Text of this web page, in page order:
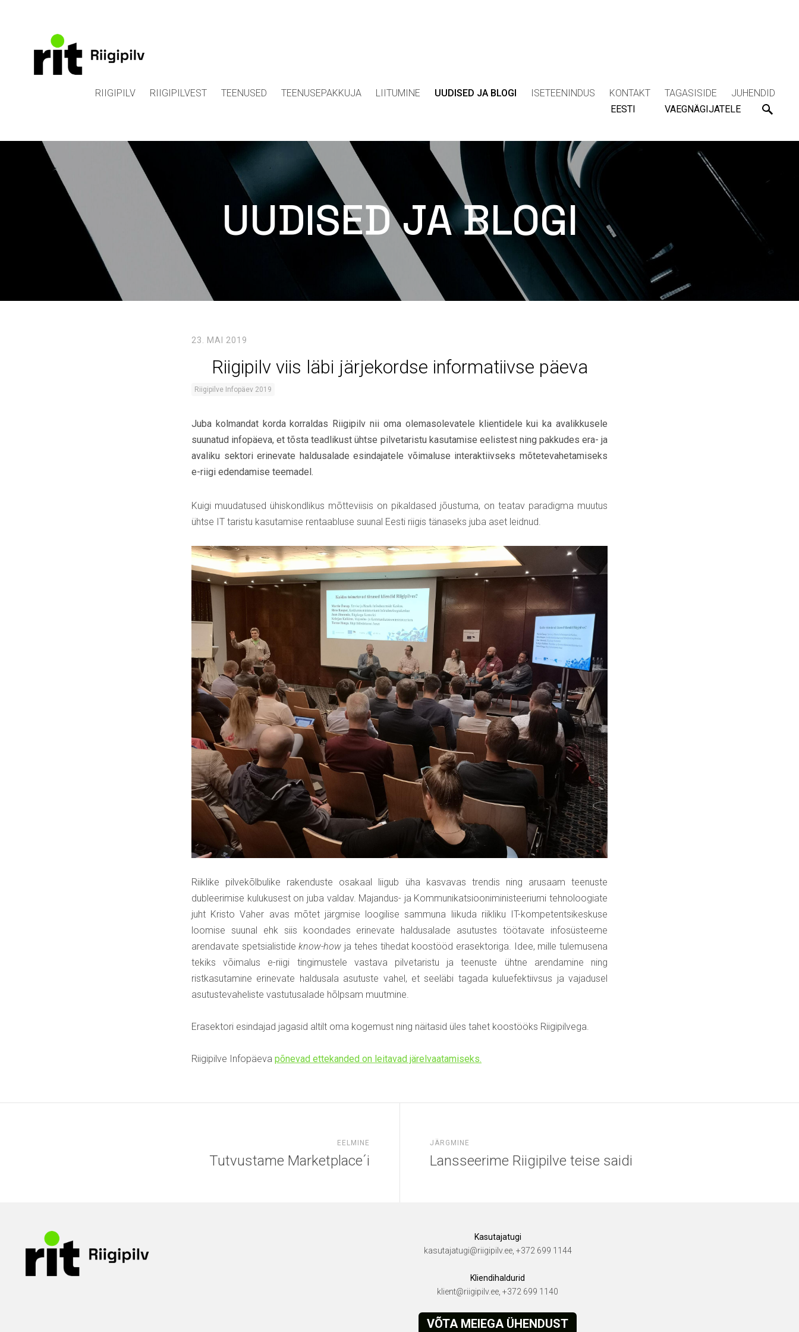
RIIGIPILV RIIGIPILVEST TEENUSED TEENUSEPAKKUJA LIITUMINE UUDISED JA BLOGI ISETEENINDUS KONTAKT TAGASISIDE
JUHENDID
EESTI
VAEGNÄGIJATELE
UUDISED JA BLOGI
23. MAI 2019
Riigipilv viis läbi järjekordse informatiivse päeva
Riigipilve Infopäev 2019
Juba kolmandat korda korraldas Riigipilv nii oma olemasolevatele klientidele kui ka avalikkusele
suunatud infopäeva, et tõsta teadlikust ühtse pilvetaristu kasutamise eelistest ning pakkudes era- ja
avaliku sektori erinevate haldusalade esindajatele võimaluse interaktiivseks mõtetevahetamiseks
e-riigi edendamise teemadel.
Kuigi muudatused ühiskondlikus mõtteviisis on pikaldased jõustuma, on teatav paradigma muutus
ühtse IT taristu kasutamise rentaabluse suunal Eesti riigis tänaseks juba aset leidnud.
Riiklike pilvekõlbulike rakenduste osakaal liigub üha kasvavas trendis ning arusaam teenuste
dubleerimise kulukusest on juba valdav. Majandus- ja Kommunikatsiooniministeeriumi tehnoloogiate
juht Kristo Vaher avas mõtet järgmise loogilise sammuna liikuda riikliku IT-kompetentsikeskuse
loomise suunal ehk siis koondades erinevate haldusalade asutustes töötavate infosüsteeme
arendavate spetsialistideknow-how ja tehes tihedat koostööd erasektoriga. Idee, mille tulemusena
tekiks võimalus e-riigi tingimustele vastava pilvetaristu ja teenuste ühtne arendamine ning
ristkasutamine erinevate haldusala asutuste vahel, et seeläbi tagada kuluefektiivsus ja vajadusel
asutustevaheliste vastutusalade hõlpsam muutmine.
Erasektori esindajad jagasid altilt oma kogemust ning näitasid üles tahet koostööks Riigipilvega.
Riigipilve Infopäeva põnevad ettekanded on leitavad järelvaatamiseks.
EELMINE
Tutvustame Marketplace´i
JÄRGMINE
Lansseerime Riigipilve teise saidi
Kasutajatugi
kasutajatugi@riigipilv.ee, +372 699 1144
Kliendihaldurid
klient@riigipilv.ee, +372 699 1140
VÕTA MEIEGA ÜHENDUST